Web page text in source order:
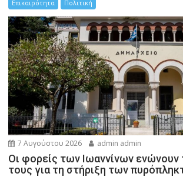
Επικαιρότητα Πολιτική
7 Αυγούστου 2026 admin admin
Οι φορείς των Ιωαννίνων ενώνουν
τους για τη στήριξη των